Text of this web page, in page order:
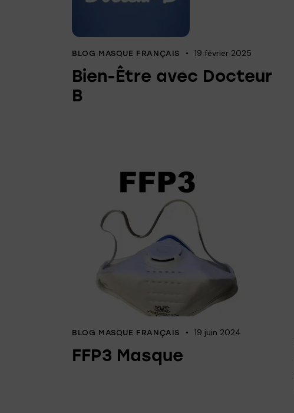
BLOG MASQUE FRANÇAIS 19 février 2025
Bien-Être avec Docteur
B
BLOG MASQUE FRANÇAIS 19 juin 2024
FFP3 Masque